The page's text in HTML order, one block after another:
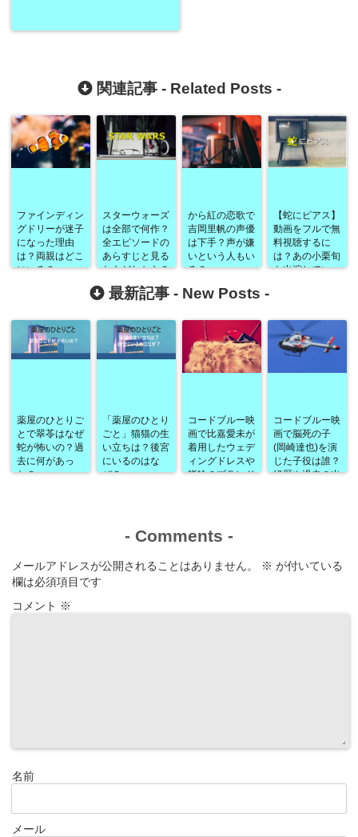
関連記事 - Related Posts -
ファインディン
グドリーが迷子
になった理由
は？両親はどこ
にいる？
スターウォーズ
は全部で何作？
全エピソードの
あらすじと見る
ならどれから？
から紅の恋歌で
吉岡里帆の声優
は下手？声が嫌
いという人もい
る？
【蛇にピアス】
動画をフルで無
料視聴するに
は？あの小栗旬
も出演してい
最新記事 - New Posts -
薬屋のひとりご
とで翠苓はなぜ
蛇が怖いの？過
去に何があっ
た？
「薬屋のひとり
ごと」猫猫の生
い立ちは？後宮
にいるのはな
ぜ？
コードブルー映
画で比嘉愛未が
着用したウェデ
ィングドレスや
指輪のブランド
コードブルー映
画で脳死の子
(岡崎達也)を演
じた子役は誰？
経歴や過去の出
- Comments -
メールアドレスが公開されることはありません。 ※ が付いている
欄は必須項目です
コメント ※
名前
メール